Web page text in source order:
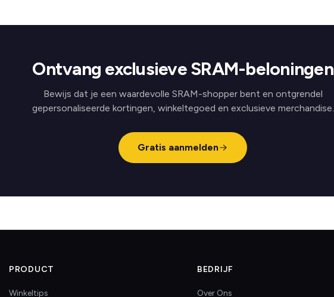
Ontvang exclusieve SRAM-beloningen
Bewijs dat je een waardevolle SRAM-shopper bent en ontgrendel
gepersonaliseerde kortingen, winkeltegoed en exclusieve merchandise.
Gratis aanmelden
PRODUCT
Winkeltips
BEDRIJF
Over Ons